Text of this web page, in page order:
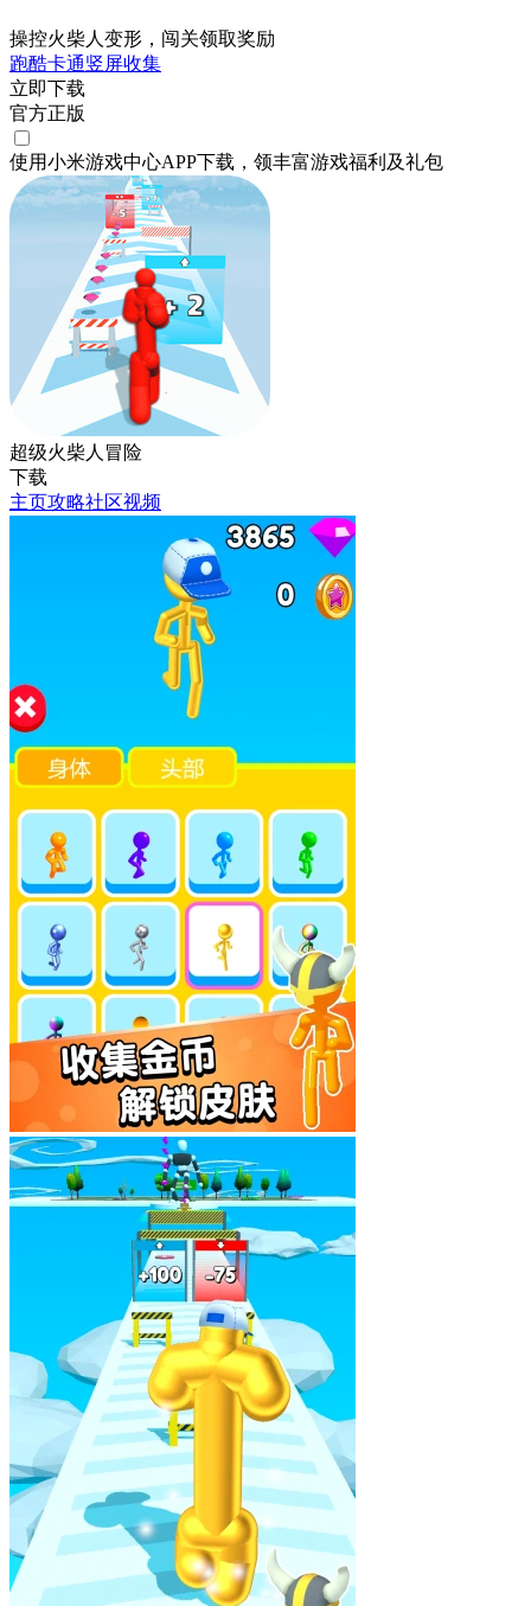
操控火柴人变形，闯关领取奖励
跑酷卡通竖屏收集
立即下载
官方正版
使用小米游戏中心APP下载 ，领丰富游戏福利 及礼包
超级火柴人冒险
下载
主页攻略社区视频